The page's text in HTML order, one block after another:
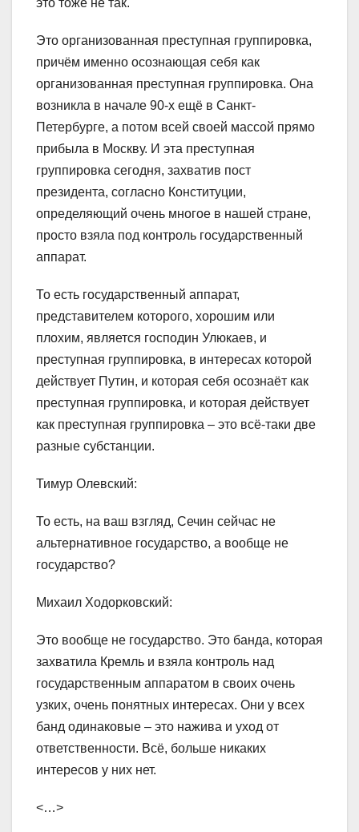
Это организованная преступная группировка,
причём именно осознающая себя как
организованная преступная группировка. Она
возникла в начале 90-х ещё в Санкт-
Петербурге, а потом всей своей массой прямо
прибыла в Москву. И эта преступная
группировка сегодня, захватив пост
президента, согласно Конституции,
определяющий очень многое в нашей стране,
просто взяла под контроль государственный
аппарат.
То есть государственный аппарат,
представителем которого, хорошим или
плохим, является господин Улюкаев, и
преступная группировка, в интересах которой
действует Путин, и которая себя осознаёт как
преступная группировка, и которая действует
как преступная группировка – это всё-таки две
разные субстанции.
Тимур Олевский:
То есть, на ваш взгляд, Сечин сейчас не
альтернативное государство, а вообще не
государство?
Михаил Ходорковский:
Это вообще не государство. Это банда, которая
захватила Кремль и взяла контроль над
государственным аппаратом в своих очень
узких, очень понятных интересах. Они у всех
банд одинаковые – это нажива и уход от
ответственности. Всё, больше никаких
интересов у них нет.
<…>